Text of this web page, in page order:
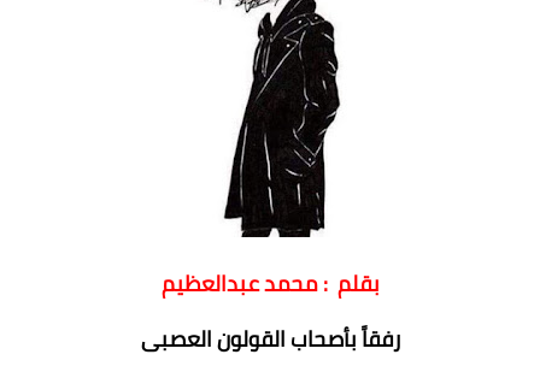
بقلم : محمد عبدالعظيم
رفقاً بأصحاب القولون العصبى